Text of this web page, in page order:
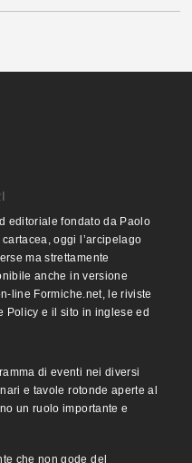
editoriale fondato da Paolo
oggi l’arcipelago
ma strettamente
anche in versione
line Formiche.net, le riviste
Policy e il sito in inglese ed
di eventi nei diversi
e tavole rotonde aperte al
un ruolo importante e
che non gode del